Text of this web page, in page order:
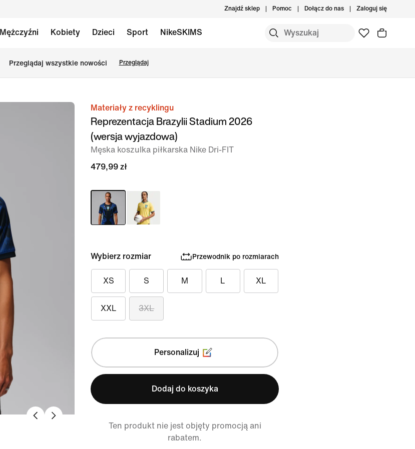
Znajdź sklep Pomoc Dołącz do nas Zaloguj się
Mężczyźni Kobiety Dzieci Sport NikeSKIMS
Przeglądaj wszystkie nowości Przeglądaj
obrazMateriały z recyklingu
Reprezentacja Brazylii Stadium 2026
(wersja wyjazdowa)
Męska koszulka piłkarska Nike Dri-FIT
479,99 zł
Wybierz rozmiar Przewodnik po rozmiarach
XS S M L XL
XXL 3XL
Personalizuj
Dodaj do koszyka
Ten produkt nie jest objęty promocją ani
rabatem.